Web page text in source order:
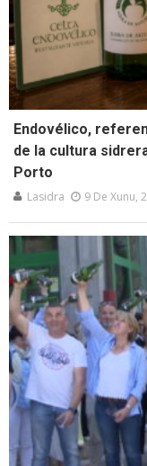
Endovélico,
de la cultura
Porto
Lasidra 9 De Xunu,